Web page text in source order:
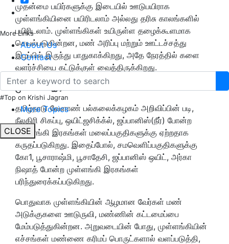
More Links
About Us
Contact
#Top on Krishi Jagran
More Topics
CLOSE
முதன்மை பயிர்களுக்கு இடையில் ஊடுபயிராக
முள்ளங்கியினை பயிரிடலாம் அல்லது தரிசு காலங்களில்
பயிரிடலாம். முள்ளங்கிகள் உயிருள்ள தழைக்கூளமாக
செயல்படுகின்றன, மண் அரிப்பு மற்றும் ஊட்டச்சத்து
இழப்பில் இருந்து பாதுகாக்கிறது, அதே நேரத்தில் களை
வளர்ச்சியை கட்டுக்குள் வைத்திருக்கிறது.
முள்ளங்கி இரகங்கள்:
தமிழ்நாடு வேளாண் பல்கலைக்கழகம் அறிவிப்பின் படி,
நீலகிரி சிகப்பு, ஒயிட்ஜசிக்க்ல், ஜப்பானிஸ்(நீர்) போன்ற
முள்ளங்கி இரகங்கள் மலைப்பகுதிகளுக்கு ஏற்றதாக
கருதப்படுகிறது. இதைப்போல், சமவெளிப்பகுதிகளுக்கு
கோ1, பூசாராஷ்மி, பூசாதேசி, ஜப்பானிஸ் ஒயிட், அர்கா
நிஷாத் போன்ற முள்ளங்கி இரகங்கள்
பரிந்துரைக்கப்படுகிறது.
பொதுவாக முள்ளங்கியின் ஆழமான வேர்கள் மண்
அடுக்குகளை ஊடுருவி, மண்ணின் கட்டமைப்பை
மேம்படுத்துகின்றன. அறுவடையின் போது, முள்ளங்கியின்
எச்சங்கள் மண்ணை கரிமப் பொருட்களால் வளப்படுத்தி,